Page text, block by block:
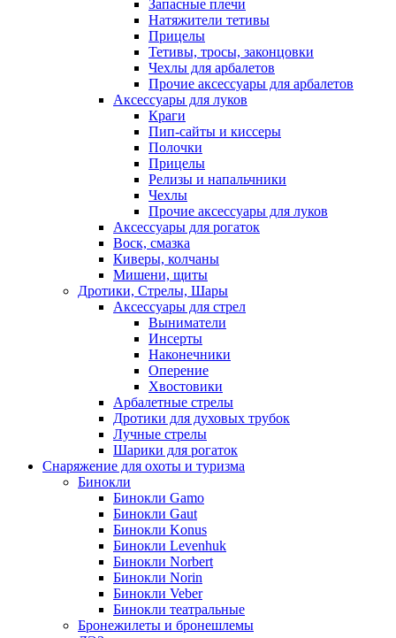
Запасные плечи
Натяжители тетивы
Прицелы
Тетивы, тросы, законцовки
Чехлы для арбалетов
Прочие аксессуары для арбалетов
Аксессуары для луков
Краги
Пип-сайты и киссеры
Полочки
Прицелы
Релизы и напальчники
Чехлы
Прочие аксессуары для луков
Аксессуары для рогаток
Воск, смазка
Киверы, колчаны
Мишени, щиты
Дротики, Стрелы, Шары
Аксессуары для стрел
Выниматели
Инсерты
Наконечники
Оперение
Хвостовики
Арбалетные стрелы
Дротики для духовых трубок
Лучные стрелы
Шарики для рогаток
Снаряжение для охоты и туризма
Бинокли
Бинокли Gamo
Бинокли Gaut
Бинокли Konus
Бинокли Levenhuk
Бинокли Norbert
Бинокли Norin
Бинокли Veber
Бинокли театральные
Бронежилеты и бронешлемы